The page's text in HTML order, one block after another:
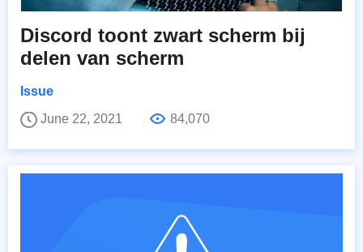
Discord toont zwart scherm bij
delen van scherm
Issue
June 22, 2021
84,070